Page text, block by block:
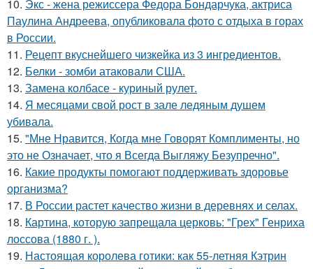
10. Экс - жена режиссера Федора Бондарчука, актриса
Паулина Андреева, опубликовала фото с отдыха в горах
в России.
11. Рецепт вкуснейшего чизкейка из 3 ингредиентов.
12. Белки - зомби атаковали США.
13. Замена колбасе - куриный рулет.
14. Я месяцами свой рост в зале ледяным душем
убивала.
15. "Мне Нравится, Когда мне Говорят Комплименты, но
это не Означает, что я Всегда Выгляжу Безупречно".
16. Какие продукты помогают поддерживать здоровье
организма?
17. В России растет качество жизни в деревнях и селах.
18. Картина, которую запрещала церковь: "Грех" Генриха
лоссова (1880 г. ).
19. Настоящая королева готики: как 55-летняя Кэтрин